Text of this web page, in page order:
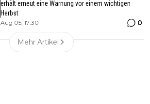
erhält erneut eine Warnung vor einem wichtigen
Herbst
Aug 05, 17:30 0
Mehr Artikel